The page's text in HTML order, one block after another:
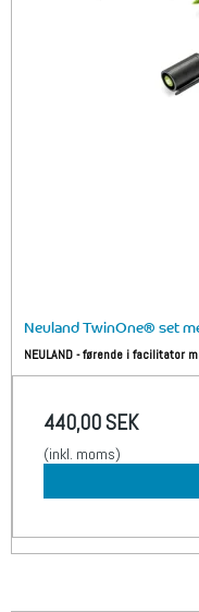
Neuland TwinOne® set
NEULAND - førende i facilitator
440,00 SEK
(inkl. moms)